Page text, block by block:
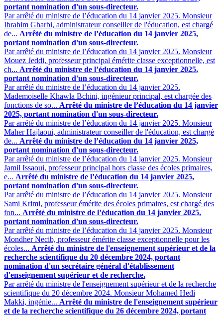
portant nomination d'un sous-directeur.
Par arrêté du ministre de l’éducation du 14 janvier 2025. Monsieur
Ibrahim Gharbi, administrateur conseiller de l'éducation, est chargé
de... Arrêté du ministre de l’éducation du 14 janvier 2025,
portant nomination d'un sous-directeur.
Par arrêté du ministre de l’éducation du 14 janvier 2025. Monsieur
Mouez Jeddi, professeur principal émérite classe exceptionnelle, est
ch... Arrêté du ministre de l’éducation du 14 janvier 2025,
portant nomination d'un sous-directeur.
Par arrêté du ministre de l’éducation du 14 janvier 2025.
Mademoiselle Khawla Bchini, ingénieur principal, est chargée des
fonctions de so... Arrêté du ministre de l’éducation du 14 janvier
2025, portant nomination d'un sous-directeur.
Par arrêté du ministre de l’éducation du 14 janvier 2025. Monsieur
Maher Hajlaoui, administrateur conseiller de l'éducation, est chargé
de... Arrêté du ministre de l’éducation du 14 janvier 2025,
portant nomination d'un sous-directeur.
Par arrêté du ministre de l’éducation du 14 janvier 2025. Monsieur
Jamil Issaoui, professeur principal hors classe des écoles primaires,
e... Arrêté du ministre de l’éducation du 14 janvier 2025,
portant nomination d'un sous-directeur.
Par arrêté du ministre de l’éducation du 14 janvier 2025. Monsieur
Sami Krimi, professeur émérite des écoles primaires, est chargé des
fon... Arrêté du ministre de l’éducation du 14 janvier 2025,
portant nomination d'un sous-directeur.
Par arrêté du ministre de l’éducation du 14 janvier 2025. Monsieur
Mondher Necib, professeur émérite classe exceptionnelle pour les
écoles... Arrêté du ministre de l'enseignement supérieur et de la
recherche scientifique du 20 décembre 2024, portant
nomination d'un secrétaire général d'établissement
d'enseignement supérieur et de recherche.
Par arrêté du ministre de l'enseignement supérieur et de la recherche
scientifique du 20 décembre 2024. Monsieur Mohamed Hedi
Makki, ingénie... Arrêté du ministre de l'enseignement supérieur
et de la recherche scientifique du 26 décembre 2024, portant